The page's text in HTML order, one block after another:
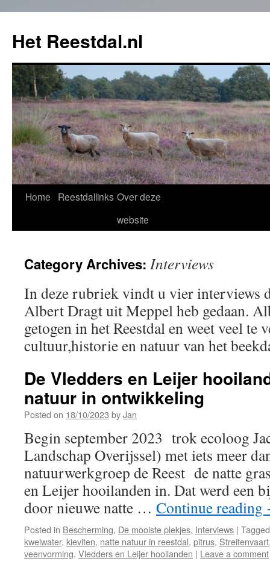
Het Reestdal.nl
Skip
Home Reestdallinks Over deze
website
Category Archives: Interviews
In deze rubriek vindt u vier interviews
Albert Dragt uit Meppel heb gedaan.
getogen in het Reestdal en weet veel te
cultuur,historie en natuur van het
De Vledders en Leijer
natuur in ontwikkeling
Posted on 18/10/2023 byJan
Begin september 2023 trok ecoloog
Landschap Overijssel) met iets meer
natuurwerkgroep de Reest de natte
en Leijer hooilanden in. Dat werd een
door nieuwe natte … Continue reading
Posted in Bescherming, De mooiste plekjes, Interviews | Tagged
kwelwater, kieviten, natte natuur in reestdal, pitrus, Streitenvaart
veenvorming, Vledders en Leijer hooilanden | Leave a comment